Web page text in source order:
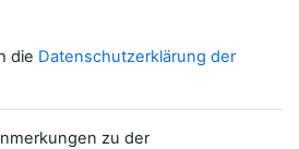
die Datenschutzerklärung der
zu der